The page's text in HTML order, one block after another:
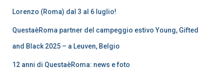
Lorenzo (Roma) dal 3 al 6 luglio!
QuestaèRoma partner del campeggio estivo Young, Gifted
and Black 2025 – a Leuven, Belgio
12 anni di QuestaèRoma: news e foto